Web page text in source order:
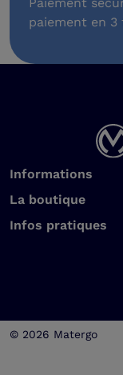
paiement en 3
Informations
La boutique
Infos pratiques
© 2026 Matergo